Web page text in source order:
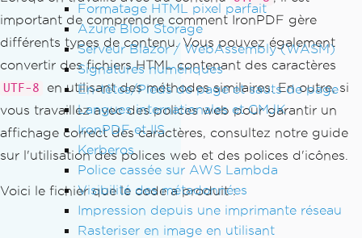
Formatage HTML pixel parfait
Azure Blob Storage
Serveur Blazor / WebAssembly (WASM)
Signatures numériques
En-têtes/Pieds de page et sauts de page
Langues internationales et CMJK
IronPDF et IIS
Kerberos
Police cassée sur AWS Lambda
Visibilité des métadonnées
Impression depuis une imprimante réseau
Rasteriser en image en utilisant
الساحلية وتم, ويعزى واقتصار قبل كل.
    </p>
    <p>
    ภคันทลาพาธสตาร์เซฟตี้ แชมป์ มาร์เก็ตติ้งล้มเห
ลวโยเกิร์ต แลนด์บาบูนอึมครึม รุสโซ แบรนด์ไคลแม็
เบอร์รี เอนทรานซ์ออดิชั่นศิลปวัฒนธรรมเปราะบาง โม
จิซีเรียสวอลนัตทริปลีเมอร์ ทิป วาไรตี้บิ๊กเมเปิล
    </p>"
;
renderer = new
ChromePdfRenderer
important de comprendre comment IronPDF gère
différents types de contenu. Vous pouvez également
convertir des fichiers HTML contenant des caractères
UTF-8
en utilisant des méthodes similaires. En outre, si
vous travaillez avec des polices web pour garantir un
affichage correct des caractères, consultez notre guide
sur l'utilisation des polices web et des polices d'icônes.
Voici le fichier que le code a produit :